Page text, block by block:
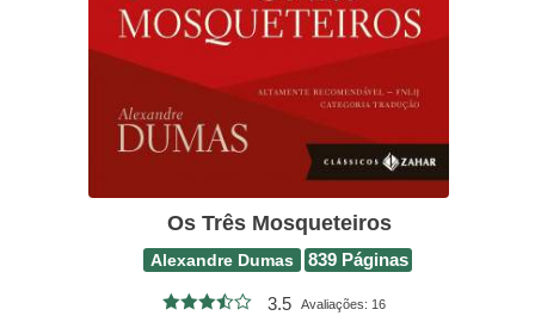
Os Três Mosqueteiros
Alexandre Dumas 839 Páginas
3.5 Avaliações: 16